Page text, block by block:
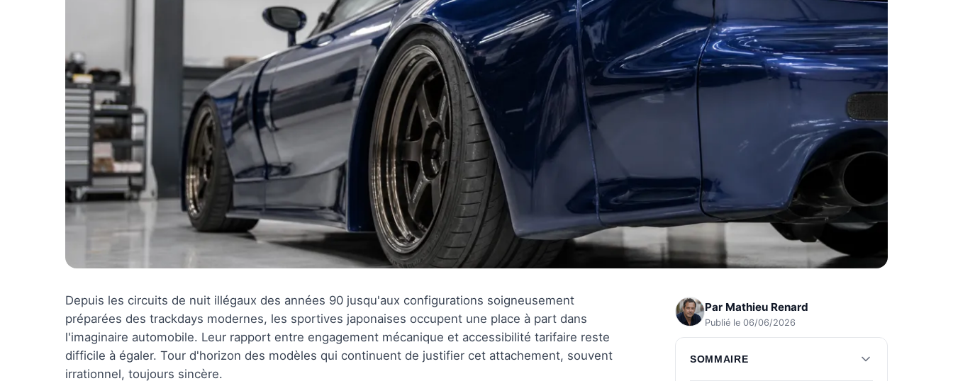
Par Mathieu Renard
Publié le 06/06/2026
SOMMAIRE
Depuis les circuits de nuit illégaux des années 90 jusqu'aux configurations soigneusement
préparées des trackdays modernes, les sportives japonaises occupent une place à part dans
l'imaginaire automobile. Leur rapport entre engagement mécanique et accessibilité tarifaire reste
difficile à égaler. Tour d'horizon des modèles qui continuent de justifier cet attachement, souvent
irrationnel, toujours sincère.